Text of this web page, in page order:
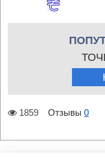
1859 Отзывы 0